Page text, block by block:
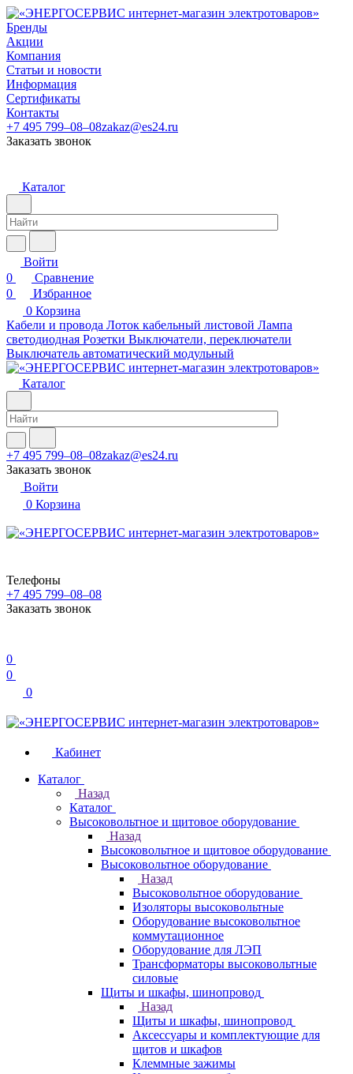
Бренды
Акции
Компания
Статьи и новости
Информация
Сертификаты
Контакты
+7 495 799–08–08zakaz@es24.ru
Заказать звонок
Каталог
Войти
0
Сравнение
0
Избранное
0 Корзина
Кабели и провода Лоток кабельный листовой Лампа
светодиодная Розетки Выключатели, переключатели
Выключатель автоматический модульный
Каталог
+7 495 799–08–08zakaz@es24.ru
Заказать звонок
Войти
0 Корзина
Телефоны
+7 495 799–08–08
Заказать звонок
0
0
0
Кабинет
Каталог
Назад
Каталог
Высоковольтное и щитовое оборудование
Назад
Высоковольтное и щитовое оборудование
Высоковольтное оборудование
Назад
Высоковольтное оборудование
Изоляторы высоковольтные
Оборудование высоковольтное
коммутационное
Оборудование для ЛЭП
Трансформаторы высоковольтные
силовые
Щиты и шкафы, шинопровод
Назад
Щиты и шкафы, шинопровод
Аксессуары и комплектующие для
щитов и шкафов
Клеммные зажимы